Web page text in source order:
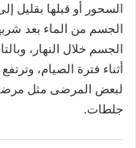
السحور أو قبلها بقليل
الجسم من الماء بعد
الجسم خلال النهار،
أثناء فترة الصيام،
لبعض المرضى مثل مرضى
جلطات.